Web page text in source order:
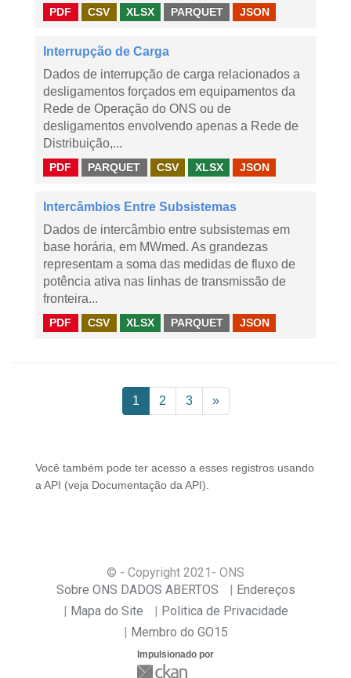
PDF CSV XLSX PARQUET JSON
Interrupção de Carga
Dados de interrupção de carga relacionados a
desligamentos forçados em equipamentos da
Rede de Operação do ONS ou de
desligamentos envolvendo apenas a Rede de
Distribuição,...
PDF PARQUET CSV XLSX JSON
Intercâmbios Entre Subsistemas
Dados de intercâmbio entre subsistemas em
base horária, em MWmed. As grandezas
representam a soma das medidas de fluxo de
potência ativa nas linhas de transmissão de
fronteira...
PDF CSV XLSX PARQUET JSON
1 2 3 »
Você também pode ter acesso a esses registros usando
a API (veja Documentação da API ).
© - Copyright 2021 - ONS
Sobre ONS DADOS ABERTOS
Endereços
Mapa do Site
Politica de Privacidade
Membro do GO15
Impulsionado por